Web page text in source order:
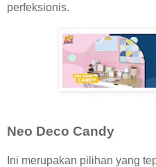
perfeksionis.
Neo Deco Candy
Ini merupakan pilihan yang